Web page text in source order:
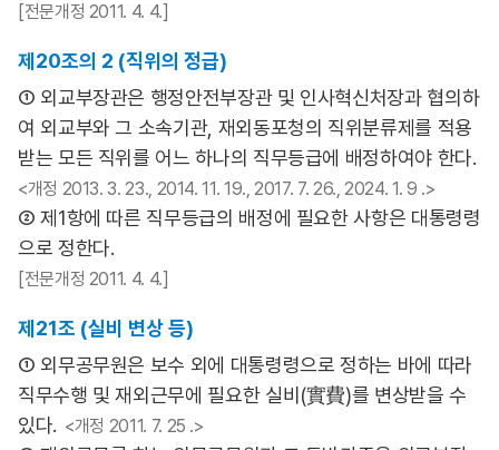
[전문개정 2011. 4. 4.]
제20조의 2 (직위의 정급)
① 외교부장관은 행정안전부장관 및 인사혁신처장과 협의하
여 외교부와 그 소속기관, 재외동포청의 직위분류제를 적용
받는 모든 직위를 어느 하나의 직무등급에 배정하여야 한다.
<개정 2013. 3. 23., 2014. 11. 19., 2017. 7. 26., 2024. 1. 9 .>
② 제1항에 따른 직무등급의 배정에 필요한 사항은 대통령령
으로 정한다.
[전문개정 2011. 4. 4.]
제21조 (실비 변상 등)
① 외무공무원은 보수 외에 대통령령으로 정하는 바에 따라
직무수행 및 재외근무에 필요한 실비(實費)를 변상받을 수
있다. <개정 2011. 7. 25 .>